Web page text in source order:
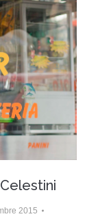
2015